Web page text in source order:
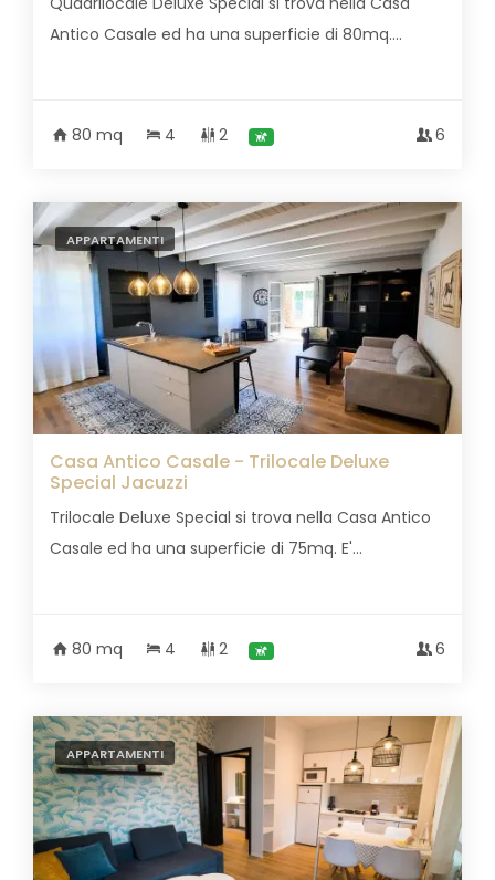
Antico Casale ed ha una superficie di 80mq....
80 mq 4 2 6
APPARTAMENTI
Casa Antico Casale - Trilocale Deluxe
Special Jacuzzi
Trilocale Deluxe Special si trova nella Casa Antico
Casale ed ha una superficie di 75mq. E'...
80 mq 4 2 6
APPARTAMENTI